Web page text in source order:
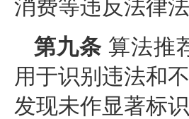
消费等违反法律
第九条 算法推
用于识别违法和
发现未作显著标